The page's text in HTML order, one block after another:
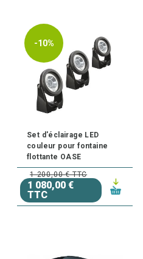
-10%
Set d'éclairage LED
couleur pour fontaine
flottante OASE
1 200,00 € TTC
1 080,00 €
TTC